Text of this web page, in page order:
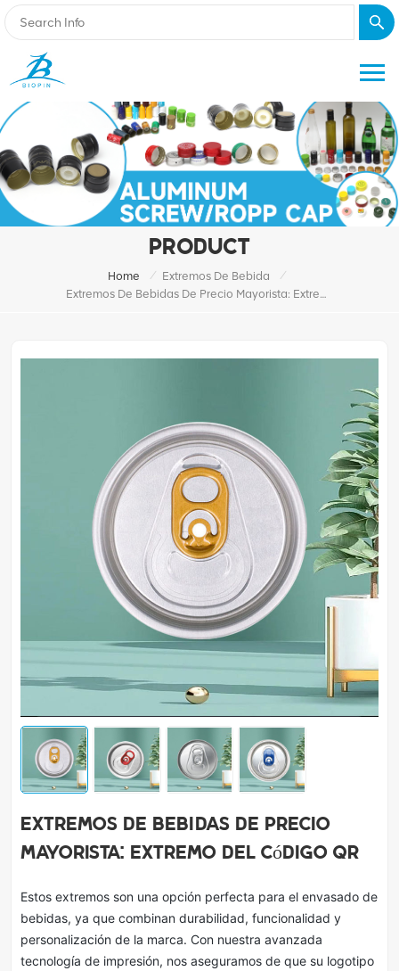
PRODUCT
Home / Extremos De Bebida
/
Extremos De Bebidas De Precio Mayorista: Extremo Del Código QR
Extremos de bebidas de precio
mayorista: extremo del código QR
Estos extremos son una opción perfecta para el envasado de
bebidas, ya que combinan durabilidad, funcionalidad y
personalización de la marca. Con nuestra avanzada
tecnología de impresión, nos aseguramos de que su logotipo